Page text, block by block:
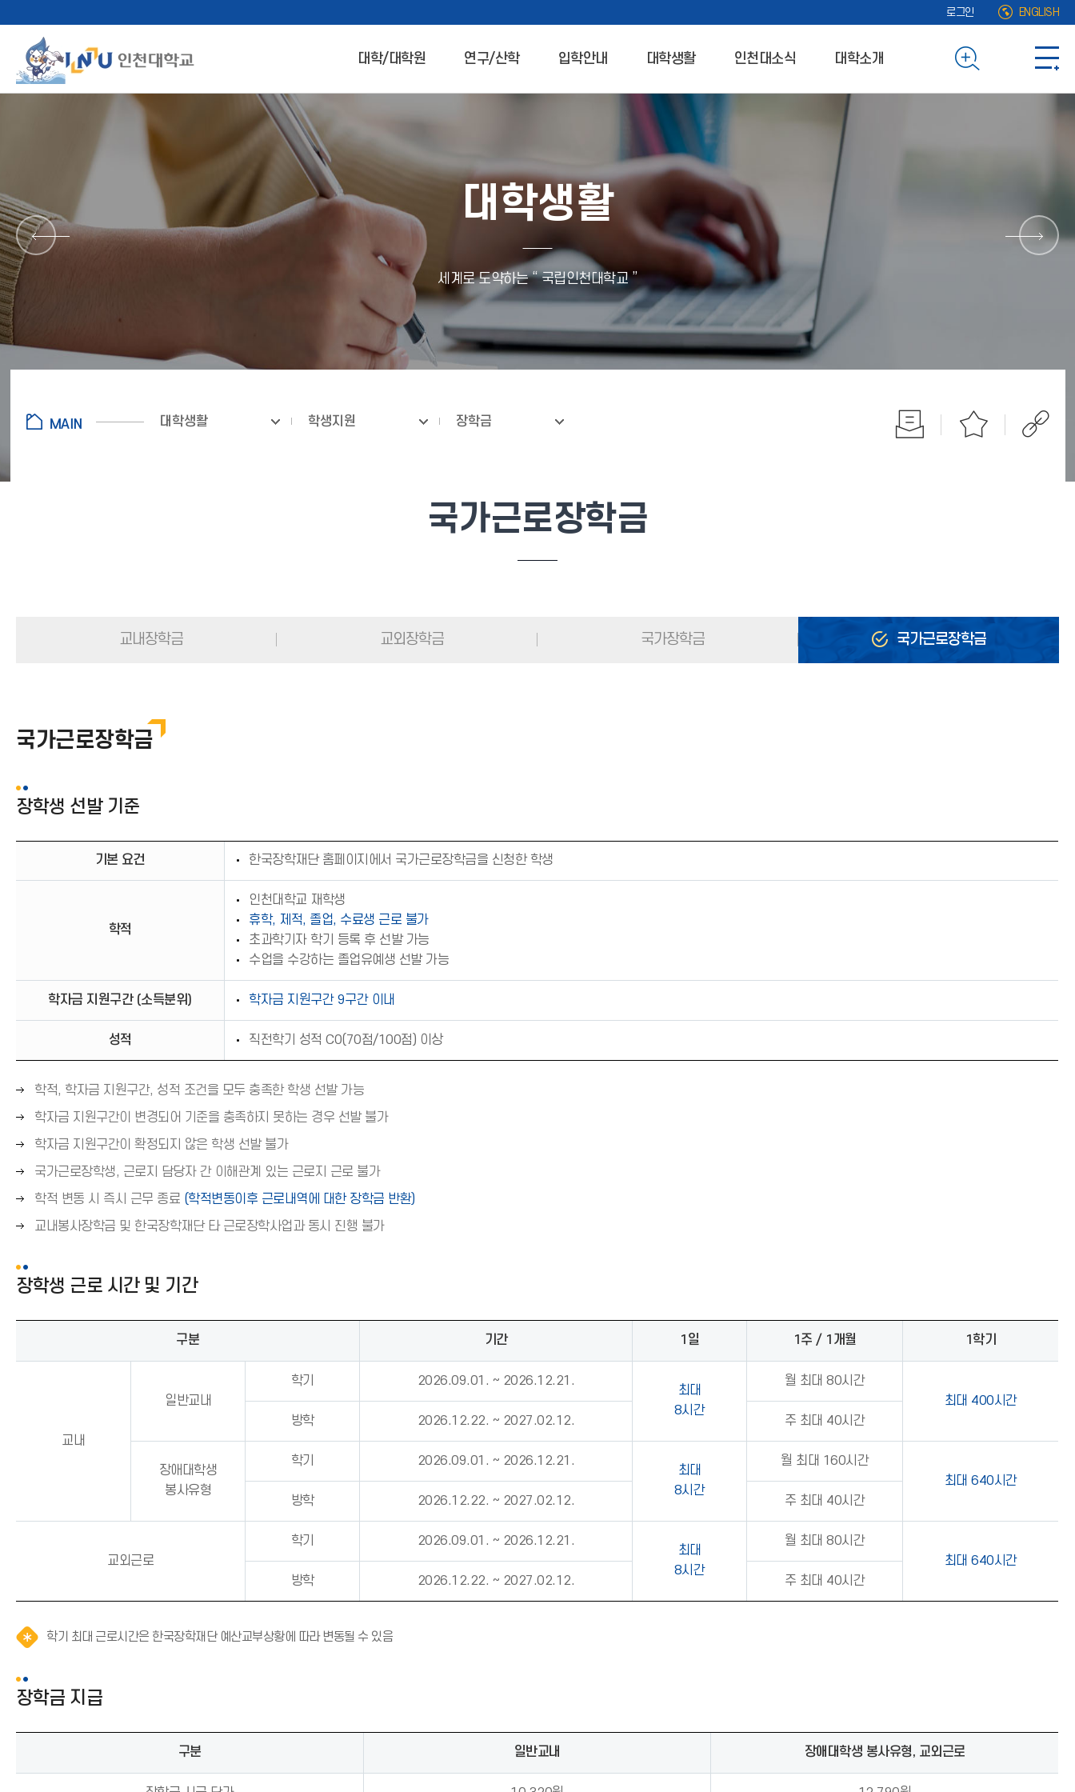
로그인 ENGLISH
대학/대학원 연구/산학 입학안내 대학생활 인천대소식 대학소개
대학생활
세계로 도약하는 “ 국립인천대학교 ”
대학생활 학생지원 장학금
국가근로장학금
교내장학금 교외장학금 국가장학금 국가근로장학금
국가근로장학금
장학생 선발 기준
기본 요건 한국장학재단 홈페이지에서 국가근로장학금을 신청한 학생
학적
인천대학교 재학생
휴학, 제적, 졸업, 수료생 근로 불가
초과학기자 학기 등록 후 선발 가능
수업을 수강하는 졸업유예생 선발 가능
학자금 지원구간 (소득분위) 학자금 지원구간 9구간 이내
성적 직전학기 성적 C0(70점/100점) 이상
오
른
쪽
화
살
(
→
학적, 학자금 지원구간, 성적 조건을 모두 충족한 학생 선발 가능
오
른
쪽
화
살
(
학자금 지원구간이 변경되어 기준을 충족하지 못하는 경우 선발 불가
오
른
쪽
화
살
→
학자금 지원구간이 확정되지 않은 학생 선발 불가
오
른
쪽
화
(
)
국가근로장학생, 근로지 담당자 간 이해관계 있는 근로지 근로 불가
오
른
살
표
학적 변동 시 즉시 근무 종료 (학적변동이후 근로내역에 대한 장학금 반환)
오
화
표
→
교내봉사장학금 및 한국장학재단 타 근로장학사업과 동시 진행 불가
장학생 근로 시간 및 기간
구분 기간 1일 1주 / 1개월 1학기
교내
일반교내
학기 2026.09.01. ~ 2026.12.21.
최대
8시간
월 최대 80시간
최대 400시간
방학
2026.12.22. ~ 2027.02.12. 주 최대 40시간
장애대학생
봉사유형
학기 2026.09.01. ~ 2026.12.21.
최대
8시간
월 최대 160시간
최대 640시간
방학
2026.12.22. ~ 2027.02.12. 주 최대 40시간
교외근로
학기 2026.09.01. ~ 2026.12.21.
최대
8시간
월 최대 80시간
최대 640시간
방학
2026.12.22. ~ 2027.02.12. 주 최대 40시간
학기 최대 근로시간은 한국장학재단 예산교부상황에 따라 변동될 수 있음알
장학금 지급
구분 일반교내 장애대학생 봉사유형, 교외근로